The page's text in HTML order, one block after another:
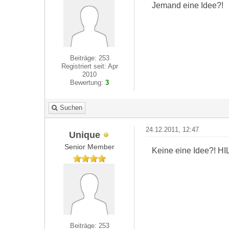
Beiträge: 253
Registriert seit: Apr
2010
Bewertung:3
Jemand eine Idee?!
Suchen
Unique
Senior Member
Beiträge: 253
24.12.2011, 12:47
Keine eine Idee?!